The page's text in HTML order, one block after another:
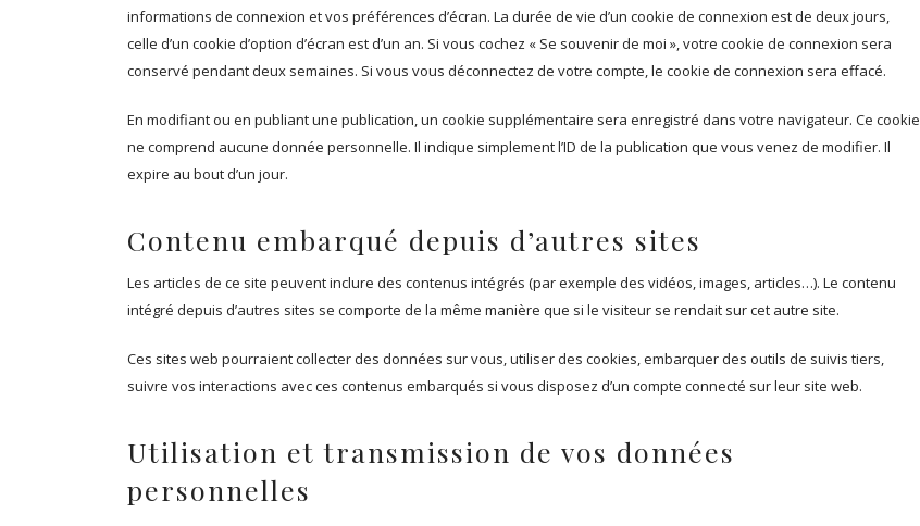
informations de connexion et vos préférences d’écran. La durée de vie d’un cookie de connexion est de deux jours,
celle d’un cookie d’option d’écran est d’un an. Si vous cochez « Se souvenir de moi », votre cookie de connexion sera
conservé pendant deux semaines. Si vous vous déconnectez de votre compte, le cookie de connexion sera effacé.
En modifiant ou en publiant une publication, un cookie supplémentaire sera enregistré dans votre navigateur. Ce cookie
ne comprend aucune donnée personnelle. Il indique simplement l’ID de la publication que vous venez de modifier. Il
expire au bout d’un jour.
Contenu embarqué depuis d’autres sites
Les articles de ce site peuvent inclure des contenus intégrés (par exemple des vidéos, images, articles…). Le contenu
intégré depuis d’autres sites se comporte de la même manière que si le visiteur se rendait sur cet autre site.
Ces sites web pourraient collecter des données sur vous, utiliser des cookies, embarquer des outils de suivis tiers,
suivre vos interactions avec ces contenus embarqués si vous disposez d’un compte connecté sur leur site web.
Utilisation et transmission de vos données
personnelles